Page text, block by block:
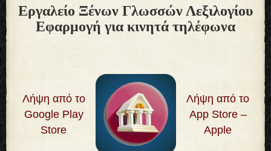
Εργαλείο Ξένων Γλωσσών Λεξιλογίου
Εφαρμογή για κινητά τηλέφωνα
Λήψη από το
Google Play
Store
Λήψη από το
App Store –
Apple